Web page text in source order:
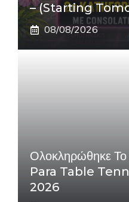
– (Starting
08/08/2026
Ολοκληρώθηκε
Para Table
2026